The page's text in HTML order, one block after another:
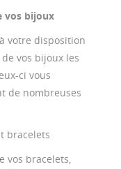
vos bijoux
votre disposition
vos bijoux les
ci vous
de nombreuses
bracelets
vos bracelets,